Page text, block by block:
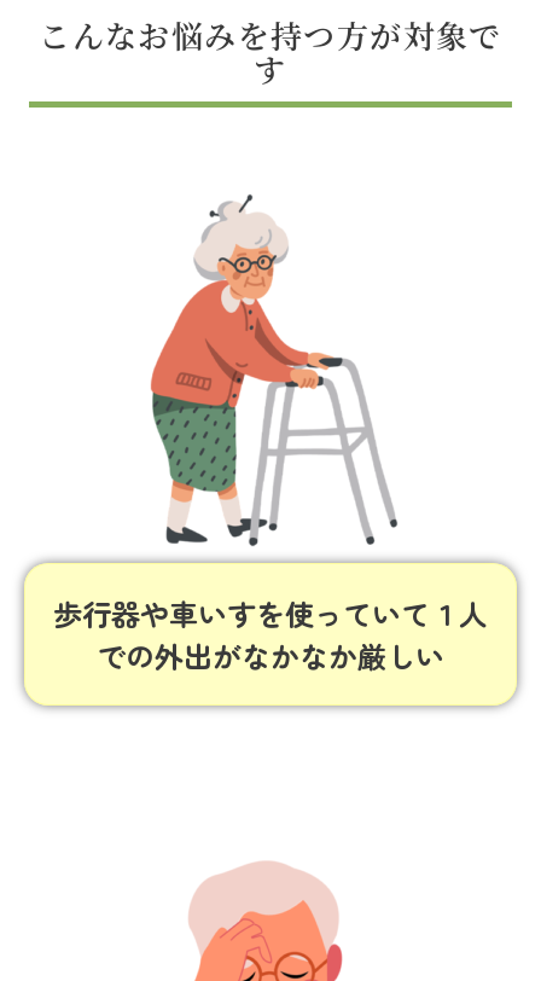
こんなお悩みを持つ方が対象で
す
歩行器や車いすを使っていて１人
での外出がなかなか厳しい